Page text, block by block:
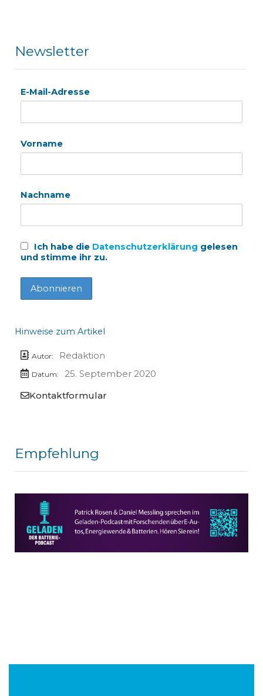
Newsletter
E-Mail-Adresse
Vorname
Nachname
Ich habe die Datenschutzerklärung gelesen
und stimme ihr zu.
Hinweise zum Artikel
Autor: Redaktion
Datum:
25. September 2020
Kontaktformular
Empfehlung